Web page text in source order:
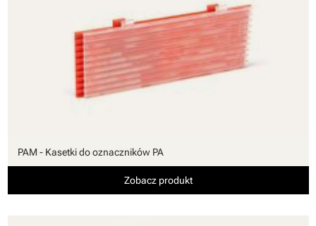
PAM - Kasetki do oznaczników PA
Zobacz produkt